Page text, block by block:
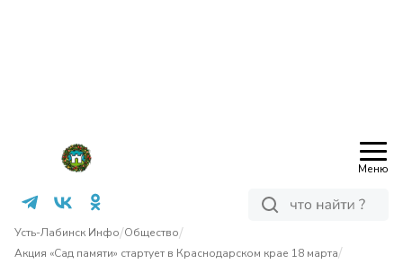
Меню
Усть-Лабинск Инфо/Общество/
Акция «Сад памяти» стартует в Краснодарском крае 18 марта/